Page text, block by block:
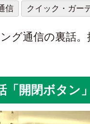
信 クイック・ガー
グ通信の裏話
「開閉ボタン」